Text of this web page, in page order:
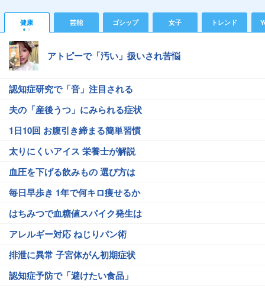
健康 芸能 ゴシップ 女子 トレンド
アトピーで「汚い」扱いされ苦悩
認知症研究で「音」注目される
夫の「産後うつ」にみられる症状
1日10回 お腹引き締まる簡単習慣
太りにくいアイス 栄養士が解説
血圧を下げる飲みもの 選び方は
毎日早歩き 1年で何キロ痩せるか
はちみつで血糖値スパイク発生は
アレルギー対応 ねじりパン術
排泄に異常 子宮体がん初期症状
認知症予防で「避けたい食品」